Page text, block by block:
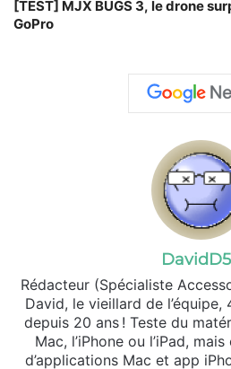
[TEST] MJX BUGS 3, le drone
GoPro
Rédacteur (Spécialiste
David, le vieillard de l’équipe,
depuis 20 ans ! Teste du
Mac, l’iPhone ou l’iPad,
d’applications Mac et app